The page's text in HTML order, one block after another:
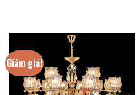
Giảm giá!